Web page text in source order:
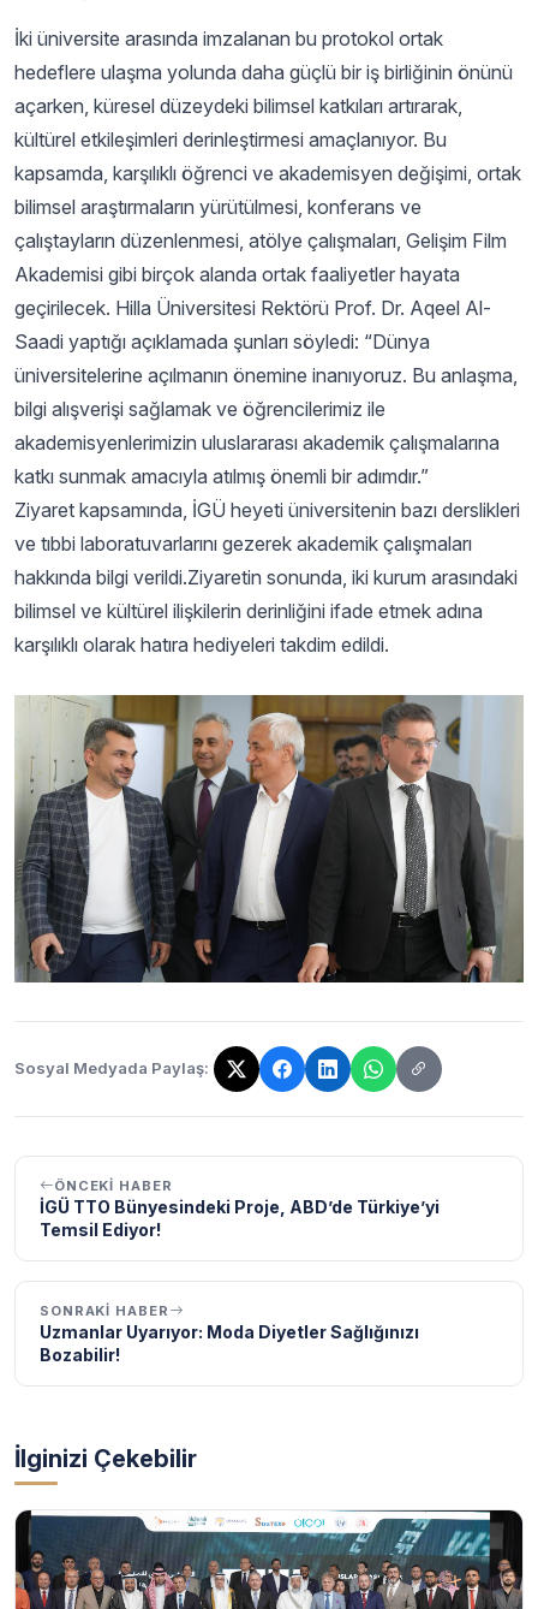
İki üniversite arasında imzalanan bu protokol ortak
hedeflere ulaşma yolunda daha güçlü bir iş birliğinin önünü
açarken, küresel düzeydeki bilimsel katkıları artırarak,
kültürel etkileşimleri derinleştirmesi amaçlanıyor. Bu
kapsamda, karşılıklı öğrenci ve akademisyen değişimi, ortak
bilimsel araştırmaların yürütülmesi, konferans ve
çalıştayların düzenlenmesi, atölye çalışmaları, Gelişim Film
Akademisi gibi birçok alanda ortak faaliyetler hayata
geçirilecek. Hilla Üniversitesi Rektörü Prof. Dr. Aqeel Al-
Saadi yaptığı açıklamada şunları söyledi: “Dünya
üniversitelerine açılmanın önemine inanıyoruz. Bu anlaşma,
bilgi alışverişi sağlamak ve öğrencilerimiz ile
akademisyenlerimizin uluslararası akademik çalışmalarına
katkı sunmak amacıyla atılmış önemli bir adımdır.”
Ziyaret kapsamında, İGÜ heyeti üniversitenin bazı derslikleri
ve tıbbi laboratuvarlarını gezerek akademik çalışmaları
hakkında bilgi verildi.Ziyaretin sonunda, iki kurum arasındaki
bilimsel ve kültürel ilişkilerin derinliğini ifade etmek adına
karşılıklı olarak hatıra hediyeleri takdim edildi.
Sosyal Medyada Paylaş:
Bağlantı kopyalandı!
ÖNCEKI HABER
İGÜ TTO Bünyesindeki Proje, ABD’de Türkiye’yi
Temsil Ediyor!
SONRAKI HABER
Uzmanlar Uyarıyor: Moda Diyetler Sağlığınızı
Bozabilir!
İlginizi Çekebilir